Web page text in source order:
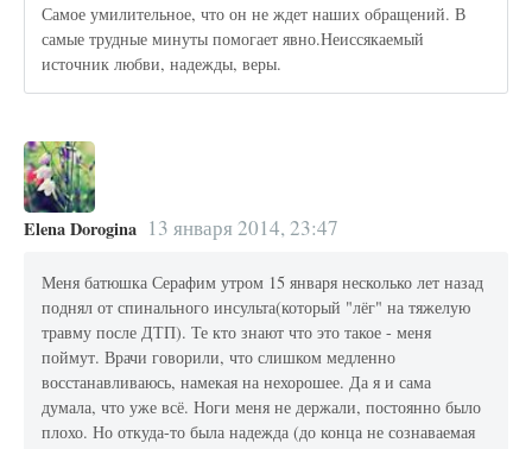
Самое умилительное, что он не ждет наших обращений. В
самые трудные минуты помогает явно.Неиссякаемый
источник любви, надежды, веры.
Elena Dorogina 13 января 2014, 23:47
Меня батюшка Серафим утром 15 января несколько лет назад
поднял от спинального инсульта(который "лёг" на тяжелую
травму после ДТП). Те кто знают что это такое - меня
поймут. Врачи говорили, что слишком медленно
восстанавливаюсь, намекая на нехорошее. Да я и сама
думала, что уже всё. Ноги меня не держали, постоянно было
плохо. Но откуда-то была надежда (до конца не сознаваемая